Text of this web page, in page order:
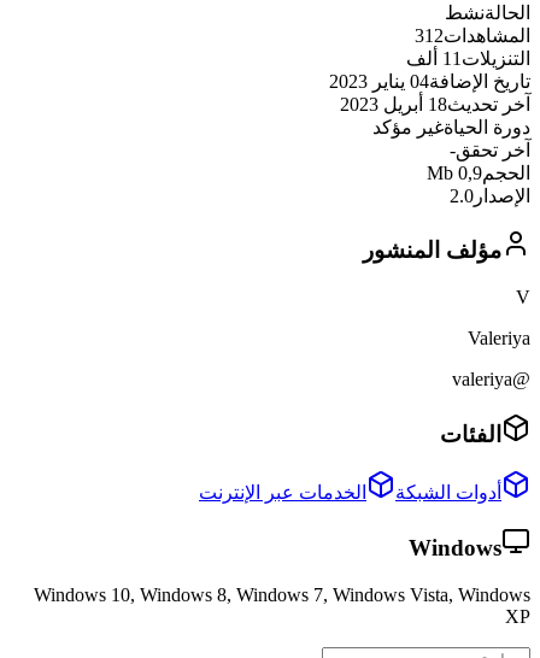
الحالةنشط
المشاهدات312
التنزيلات 11 ألف
تاريخ الإضافة04 يناير 2023
آخر تحديث18 أبريل 2023
دورة الحياةغير مؤكد
آخر تحقق-
الحجم0,9 Mb
الإصدار 2.0
مؤلف المنشور
V
Valeriya
@valeriya
الفئات
أدوات الشبكة الخدمات عبر الإنترنت
Windows
Windows 10, Windows 8, Windows 7, Windows Vista, Windows
XP